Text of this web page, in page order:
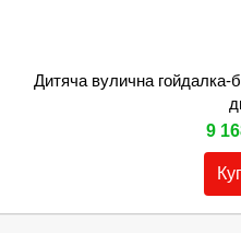
Дитяча вулична
9